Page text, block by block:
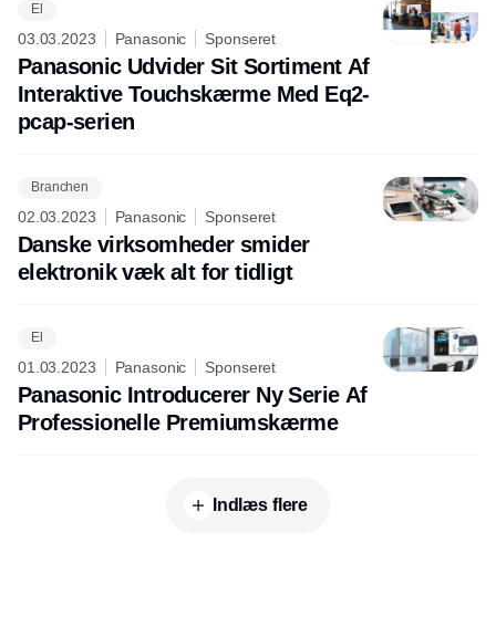
El
03.03.2023 Panasonic Sponseret
Panasonic Udvider Sit Sortiment Af
Interaktive Touchskærme Med Eq2-
pcap-serien
Branchen
02.03.2023 Panasonic Sponseret
Danske virksomheder smider
elektronik væk alt for tidligt
El
01.03.2023 Panasonic Sponseret
Panasonic Introducerer Ny Serie Af
Professionelle Premiumskærme
Indlæs flere